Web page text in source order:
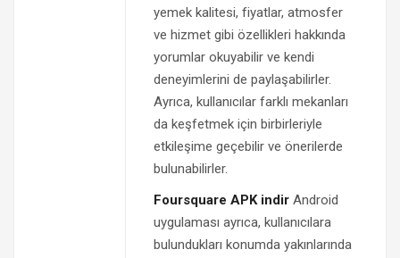
yemek kalitesi, fiyatlar, atmosfer
ve hizmet gibi özellikleri hakkında
yorumlar okuyabilir ve kendi
deneyimlerini de paylaşabilirler.
Ayrıca, kullanıcılar farklı mekanları
da keşfetmek için birbirleriyle
etkileşime geçebilir ve önerilerde
bulunabilirler.
Foursquare APK indirAndroid
uygulaması ayrıca, kullanıcılara
bulundukları konumda yakınlarında